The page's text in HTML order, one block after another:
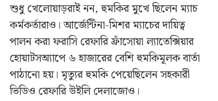
শুধু খেলোয়াড়রাই নন, হুমকির মুখে ছিলেন ম্যাচ
কর্মকর্তারাও। আর্জেন্টিনা-মিশর ম্যাচের দায়িত্ব
পালন করা ফরাসি রেফারি ফ্রাঁসোয়া ল্যাতেক্সিয়ার
হোয়াটসঅ্যাপে ৬ হাজারের বেশি হুমকিমূলক বার্তা
পাঠানো হয়। মৃত্যুর হুমকি পেয়েছিলেন সহকারী
ভিডিও রেফারি উইলি দেলাজোও।